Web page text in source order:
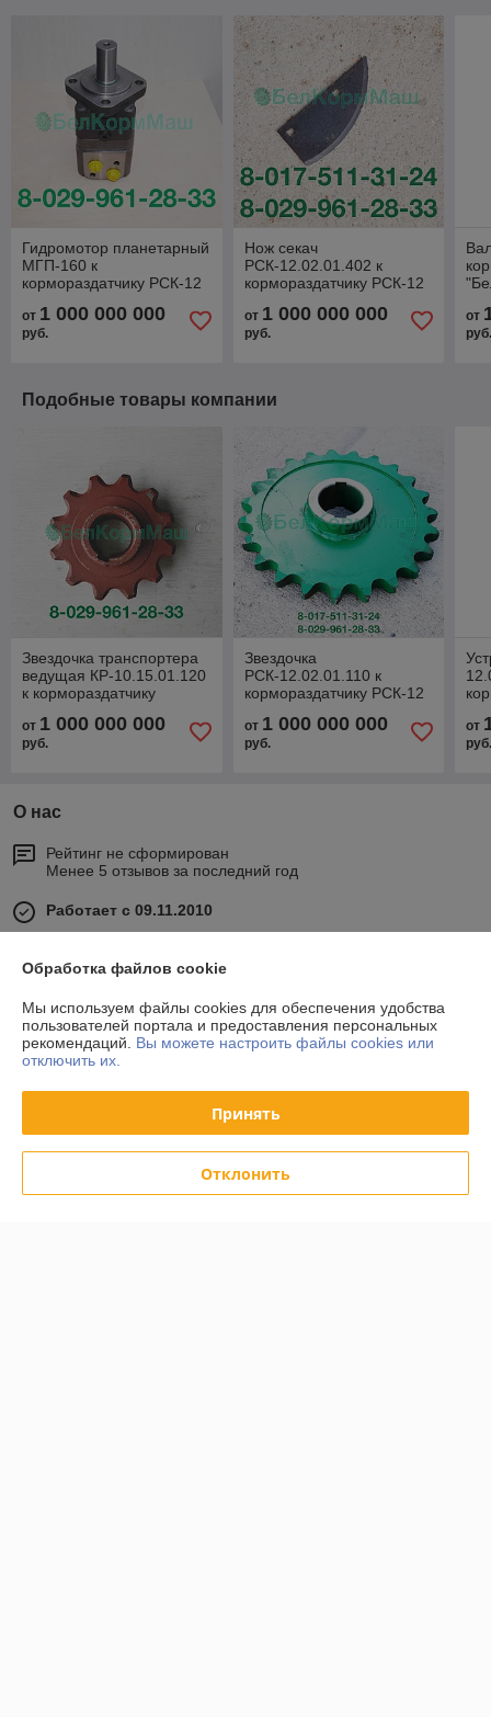
Гидромотор планетарный
МГП-160 к
кормораздатчику РСК-12
от 1 000 000 000
руб.
Нож секач
РСК-12.02.01.402 к
кормораздатчику РСК-12
от 1 000 000 000
руб.
от
Подобные товары компании
Звездочка транспортера
ведущая КР-10.15.01.120
к кормораздатчику
от 1 000 000 000
руб.
Звездочка
РСК-12.02.01.110 к
кормораздатчику РСК-12
от 1 000 000 000
руб.
от
О нас
Рейтинг не сформирован
Менее 5 отзывов за последний год
Работает с 09.11.2010
Минский район, д. Боровляны, ул. 40 лет Победы, 17, оф.
Контакты
Сегодня работает с 09:00 до 17:00
Показать весь график работы
Отзывы о магазине
34 отзывов за всё время
Обработка файлов cookie
Мы используем файлы cookies для обеспечения удобства
пользователей портала и предоставления персональных
рекомендаций. Вы можете настроить файлы cookies или
отключить их.
Принять
Отклонить